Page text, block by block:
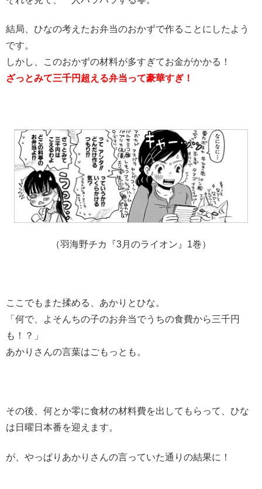
結局、ひなの考えたお弁当のおかずで作ることにしたよう
です。
しかし、このおかずの材料が多すぎてお金がかかる！
ざっとみて三千円超える弁当って豪華すぎ！
（羽海野チカ『3月のライオン』1巻）
ここでもまた揉める、あかりとひな。
「何で、よそんちの子のお弁当でうちの食費から三千円
も！？」
あかりさんの言葉はごもっとも。
その後、何とか零に食材の材料費を出してもらって、ひな
は日曜日本番を迎えます。
が、やっぱりあかりさんの言っていた通りの結果に！